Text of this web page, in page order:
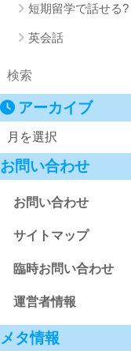
短期留学で話せる?
英会話
アーカイブ
お問い合わせ
お問い合わせ
サイトマップ
臨時お問い合わせ
運営者情報
メタ情報